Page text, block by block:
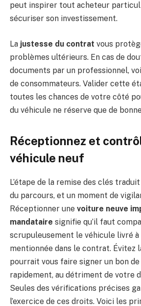
peut inspirer tout acheteur
sécuriser son investissement.
La justesse du contrat vous
problèmes ultérieurs. En cas de
documents par un professionnel,
de consommateurs. Valider cette
toutes les chances de votre côté
du véhicule ne réserve que de
Réceptionnez et
véhicule neuf
L’étape de la remise des clés
du parcours, et un moment de
Réceptionner une voiture neuve
mandataire signifie qu’il faut
scrupuleusement le véhicule livré à
mentionnée dans le contrat. Évitez
pourrait vous faire signer un bon
rapidement, au détriment de votre
Seules des vérifications précises
l’exercice de ces droits. Voici les